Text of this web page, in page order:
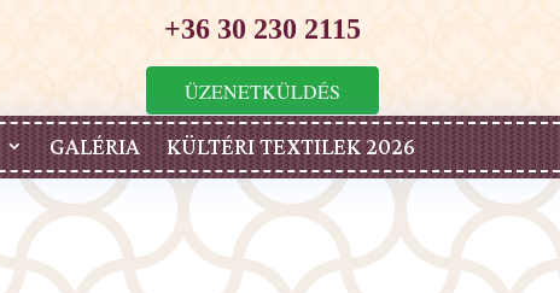
+36 30 230 2115
ÜZENETKÜLDÉS
GALÉRIA KÜLTÉRI TEXTILEK 2026